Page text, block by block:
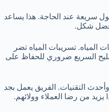
لتقديم حلول سريعة عند الحاجة. هذا يساعد
شكل.
تسريبات المياه تضر
السريع ضروري للحفاظ على
التقنيات. الفريق يعمل بجد
من رضا العملاء وولائهم.